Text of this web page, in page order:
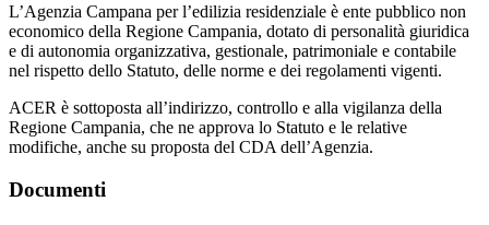
L’Agenzia Campana per l’edilizia residenziale è ente pubblico non
economico della Regione Campania, dotato di personalità giuridica
e di autonomia organizzativa, gestionale, patrimoniale e contabile
nel rispetto dello Statuto, delle norme e dei regolamenti vigenti.
ACER è sottoposta all’indirizzo, controllo e alla vigilanza della
Regione Campania, che ne approva lo Statuto e le relative
modifiche, anche su proposta del CDA dell’Agenzia.
Documenti